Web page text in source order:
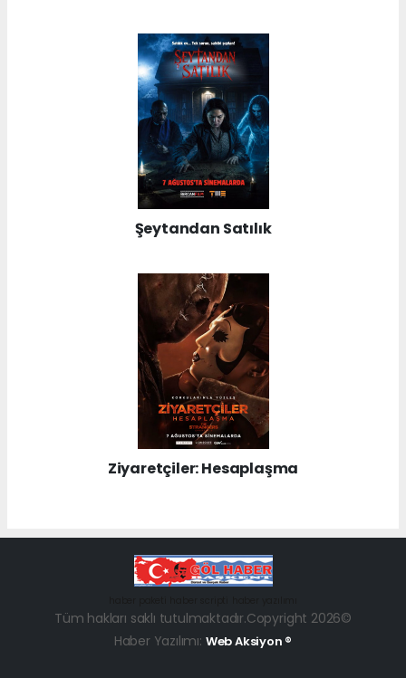
Şeytandan Satılık
Ziyaretçiler: Hesaplaşma
Tüm hakları saklı tutulmaktadır.Copyright 2026©
Haber Yazılımı: Web Aksiyon ®